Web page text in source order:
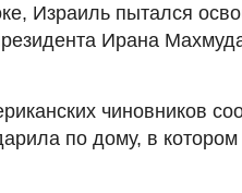
Израиль пытался
Ирана
чиновников
по дому, в